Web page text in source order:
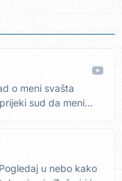
o meni svašta
sud da meni...
u nebo kako